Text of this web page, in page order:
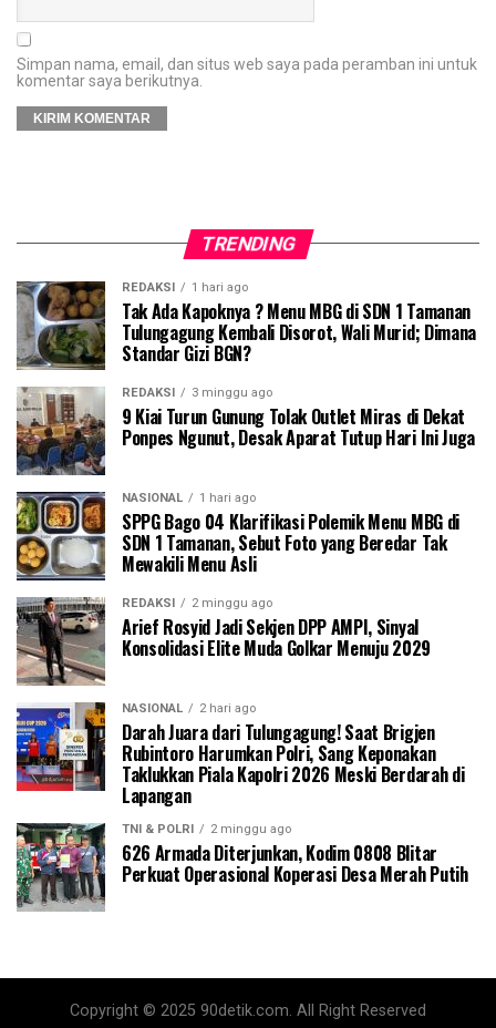
Simpan nama, email, dan situs web saya pada peramban ini untuk
komentar saya berikutnya.
TRENDING
REDAKSI 1 hari ago
Tak Ada Kapoknya ? Menu MBG di SDN 1 Tamanan
Tulungagung Kembali Disorot, Wali Murid; Dimana
Standar Gizi BGN?
REDAKSI 3 minggu ago
9 Kiai Turun Gunung Tolak Outlet Miras di Dekat
Ponpes Ngunut, Desak Aparat Tutup Hari Ini Juga
NASIONAL 1 hari ago
SPPG Bago 04 Klarifikasi Polemik Menu MBG di
SDN 1 Tamanan, Sebut Foto yang Beredar Tak
Mewakili Menu Asli
REDAKSI 2 minggu ago
Arief Rosyid Jadi Sekjen DPP AMPI, Sinyal
Konsolidasi Elite Muda Golkar Menuju 2029
NASIONAL 2 hari ago
Darah Juara dari Tulungagung! Saat Brigjen
Rubintoro Harumkan Polri, Sang Keponakan
Taklukkan Piala Kapolri 2026 Meski Berdarah di
Lapangan
TNI & POLRI 2 minggu ago
626 Armada Diterjunkan, Kodim 0808 Blitar
Perkuat Operasional Koperasi Desa Merah Putih
Copyright © 2025 90detik.com. All Right Reserved